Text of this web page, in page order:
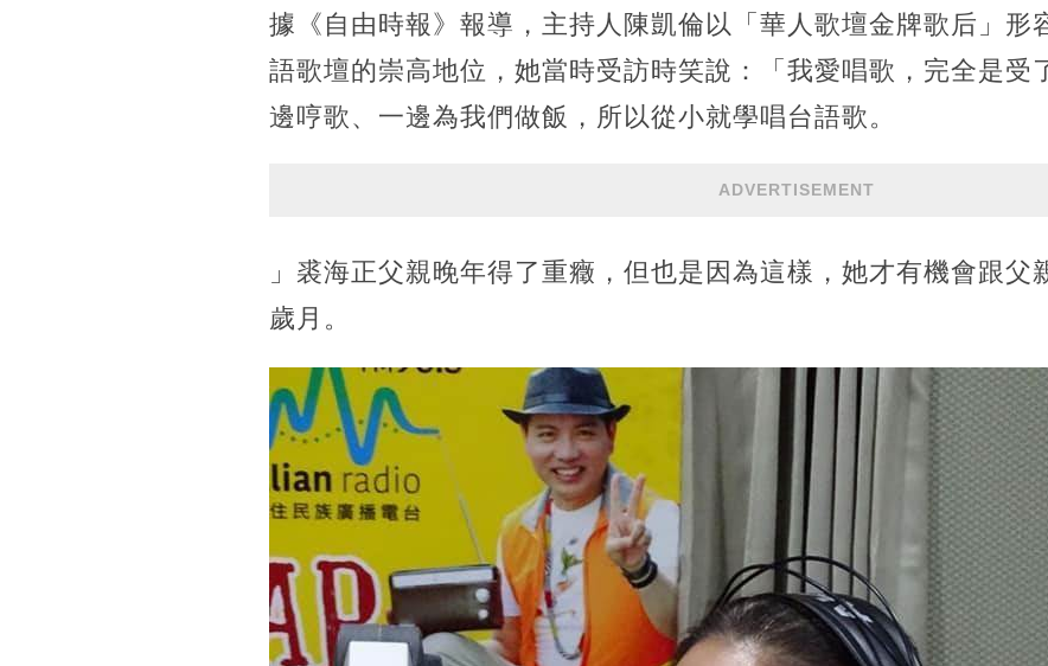
據《自由時報》報導，主持人陳凱倫以「華人歌壇金牌歌后」形
語歌壇的崇高地位，她當時受訪時笑說：「我愛唱歌，完全是受
邊哼歌、一邊為我們做飯，所以從小就學唱台語歌。
ADVERTISEMENT
」裘海正父親晚年得了重癥，但也是因為這樣，她才有機會跟父
歲月。